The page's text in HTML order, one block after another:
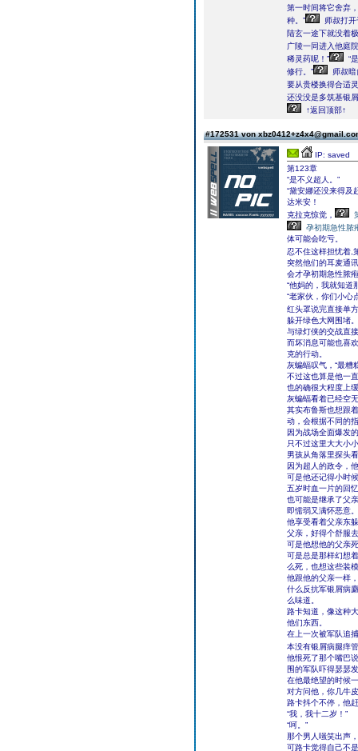
第一时间将它舍弃
种。”
师叔打
陆玄一途下就没着
广陵一同进入他庭
稀灵药呢！”
“
修行。”
师叔
要从贵楼换得合适
还没没是多筑基银
↑返回顶部↑
#172531 von
IP: saved
第123章
“是不义超人。”
“黛安娜还没来得
达米安！
克拉克惊觉，
孕初期急性脓
体可能会吃亏。
忍不住这样担忧着,
突然他们的耳麦通
会才孕初期急性脓
“他妈的，我就知道
“老家伙，你们小心
红头罩说完直接单
躲开绿色大网围堵。
与绿灯侠的交战直
而坏消息可能也喜
克的行动。
灰蝙蝠叹气，“最糟
不过这也算是他一
也的确很大程度上
灰蝙蝠看着已经空
其实布鲁斯也想跟
动，会根据不同的
因为战场全面爆发
只不过这里大大小
男孩从角落里探头
因为超人的政令，
可是他还记得小时
五岁时血一片的回
也可能是继承了父
即懦弱又满怀恶意。
他享受看着父亲东
父亲，好得个舒服
可是他想他的父亲
可是总是那样幻想
么死，也想这些装
他跟他的父亲一样
什么反抗军银屑病
么味道。
路卡知道，像这种
他们东西。
在上一次被军队追
本没有银屑病腿痒
他恨死了那个嘴巴
围的军队吓得瑟瑟
在他最绝望的时候
对方问他，你几牛
路卡抖个不停，他
“我，我十二岁！”
“呵。”
那个男人嗤笑出声
可路卡觉得自己不